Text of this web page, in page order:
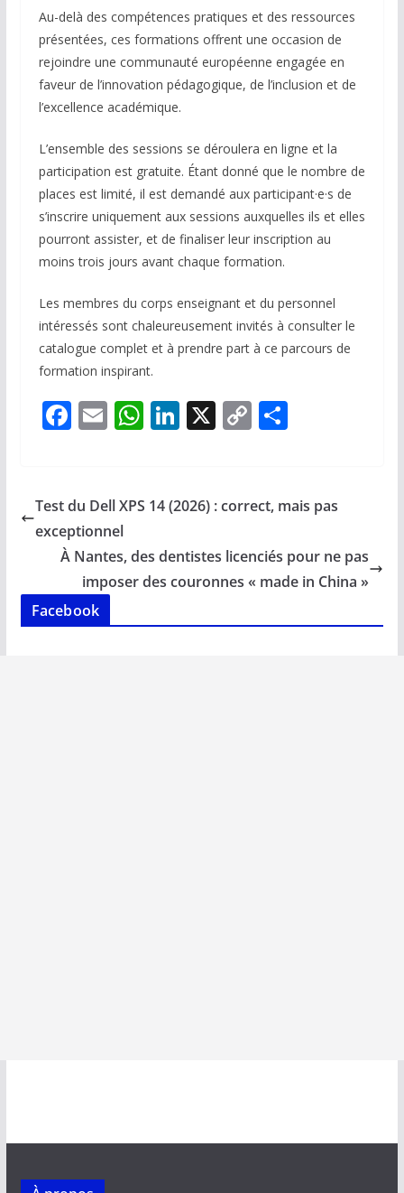
Au-delà des compétences pratiques et des ressources
présentées, ces formations offrent une occasion de
rejoindre une communauté européenne engagée en
faveur de l’innovation pédagogique, de l’inclusion et de
l’excellence académique.
L’ensemble des sessions se déroulera en ligne et la
participation est gratuite. Étant donné que le nombre de
places est limité, il est demandé aux participant·e·s de
s’inscrire uniquement aux sessions auxquelles ils et elles
pourront assister, et de finaliser leur inscription au
moins trois jours avant chaque formation.
Les membres du corps enseignant et du personnel
intéressés sont chaleureusement invités à consulter le
catalogue complet et à prendre part à ce parcours de
formation inspirant.
F
b
o
o
k
E
l
W
s
p
p
Li
e
n
X C
y
n
k
P
g
Test du Dell XPS 14 (2026) : correct, mais pas
exceptionnel
À Nantes, des dentistes licenciés pour ne pas
imposer des couronnes « made in China »
Facebook